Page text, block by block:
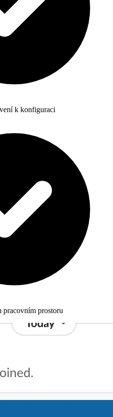
k konfiguraci
pracovním prostoru